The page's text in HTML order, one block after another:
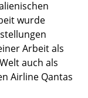
wurde
Arbeit als
auch als
Airline Qantas